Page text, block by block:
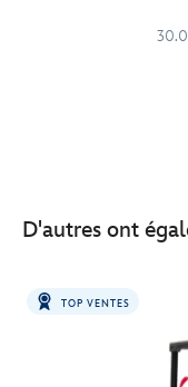
D'autres ont
TOP VENTES